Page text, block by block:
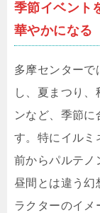
季節イベント
華やかになる
多摩センターで
し、夏まつり
ンなど、季節に
す。特にイルミ
前からパルテノ
昼間とは違う幻
ラクターのイメ